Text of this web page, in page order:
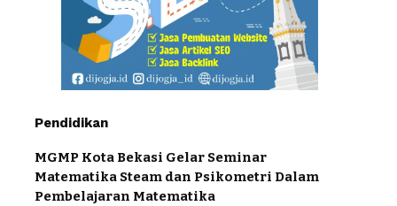
Pendidikan
MGMP Kota Bekasi Gelar Seminar
Matematika Steam dan Psikometri Dalam
Pembelajaran Matematika